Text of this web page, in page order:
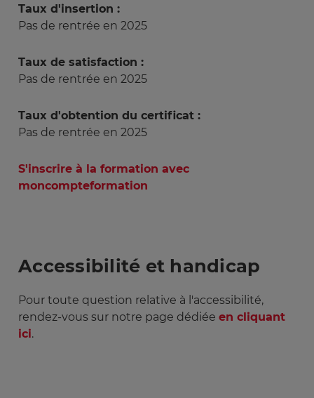
Taux d'insertion :
Pas de rentrée en 2025
Taux de satisfaction :
Pas de rentrée en 2025
Taux d'obtention du certificat :
Pas de rentrée en 2025
S'inscrire à la formation avec
moncompteformation
Accessibilité et handicap
Pour toute question relative à l'accessibilité,
rendez-vous sur notre page dédiée en cliquant
ici.